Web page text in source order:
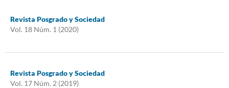
Revista Posgrado y Sociedad
Vol. 18 Núm. 1 (2020)
Revista Posgrado y Sociedad
Vol. 17 Núm. 2 (2019)